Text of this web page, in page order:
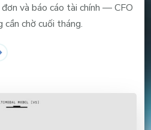
và báo cáo tài chính — CFO
cần chờ cuối tháng.